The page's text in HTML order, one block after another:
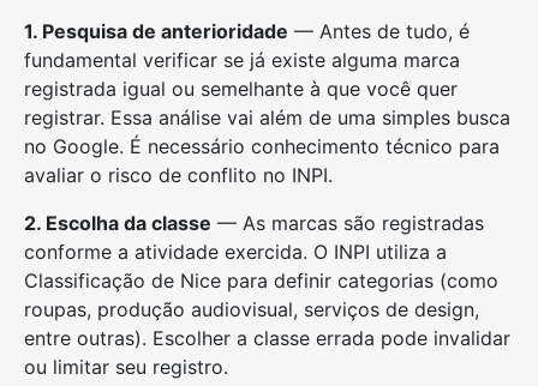
1. Pesquisa de anterioridade — Antes de tudo, é
fundamental verificar se já existe alguma marca
registrada igual ou semelhante à que você quer
registrar. Essa análise vai além de uma simples busca
no Google. É necessário conhecimento técnico para
avaliar o risco de conflito no INPI.
2. Escolha da classe — As marcas são registradas
conforme a atividade exercida. O INPI utiliza a
Classificação de Nice para definir categorias (como
roupas, produção audiovisual, serviços de design,
entre outras). Escolher a classe errada pode invalidar
ou limitar seu registro.